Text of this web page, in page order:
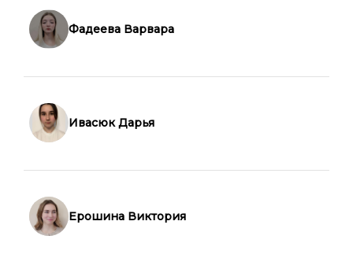
Фадеева Варвара
Ивасюк Дарья
Ерошина Виктория